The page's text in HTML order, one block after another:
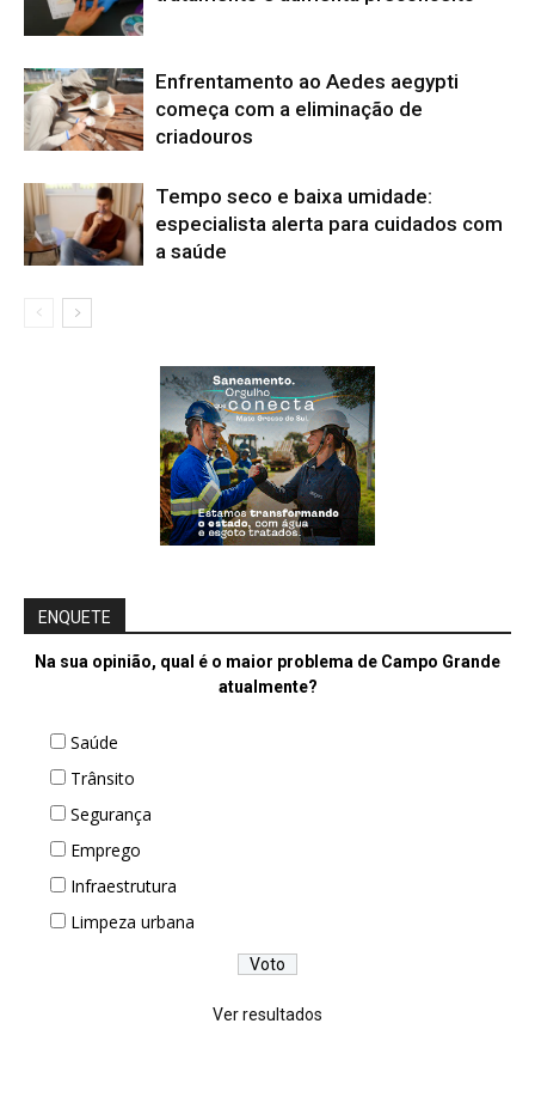
Enfrentamento ao Aedes aegypti
começa com a eliminação de
criadouros
Tempo seco e baixa umidade:
especialista alerta para cuidados com
a saúde
ENQUETE
Na sua opinião, qual é o maior problema de Campo Grande
atualmente?
Saúde
Trânsito
Segurança
Emprego
Infraestrutura
Limpeza urbana
Ver resultados